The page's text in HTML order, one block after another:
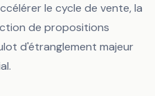
le cycle de vente, la
de propositions
d'étranglement majeur